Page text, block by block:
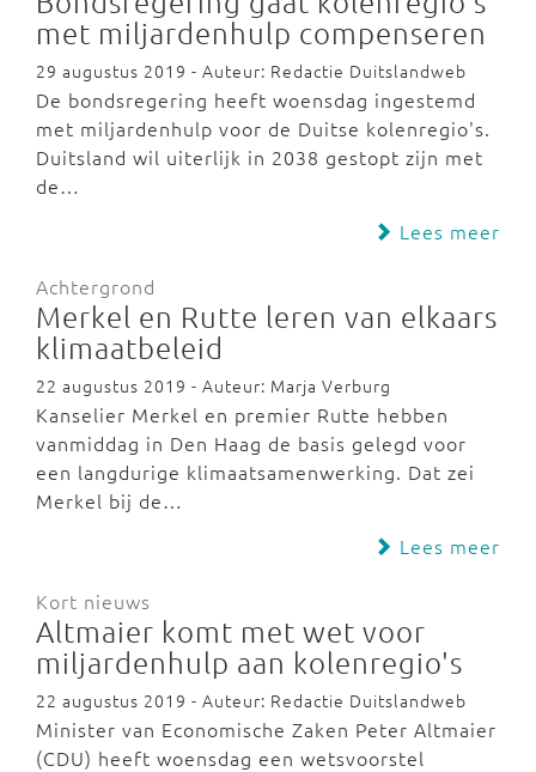
met miljardenhulp compenseren
29 augustus 2019 - Auteur: Redactie Duitslandweb
De bondsregering heeft woensdag ingestemd
met miljardenhulp voor de Duitse kolenregio's.
Duitsland wil uiterlijk in 2038 gestopt zijn met
de…
Lees meer
Achtergrond
Merkel en Rutte leren van elkaars
klimaatbeleid
22 augustus 2019 - Auteur: Marja Verburg
Kanselier Merkel en premier Rutte hebben
vanmiddag in Den Haag de basis gelegd voor
een langdurige klimaatsamenwerking. Dat zei
Merkel bij de…
Lees meer
Kort nieuws
Altmaier komt met wet voor
miljardenhulp aan kolenregio's
22 augustus 2019 - Auteur: Redactie Duitslandweb
Minister van Economische Zaken Peter Altmaier
(CDU) heeft woensdag een wetsvoorstel